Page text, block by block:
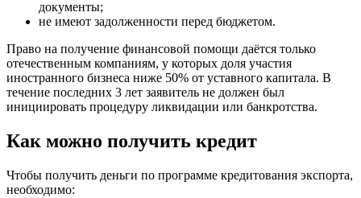
документы;
не имеют задолженности перед бюджетом.
Право на получение финансовой помощи даётся только
отечественным компаниям, у которых доля участия
иностранного бизнеса ниже 50% от уставного капитала. В
течение последних 3 лет заявитель не должен был
инициировать процедуру ликвидации или банкротства.
Как можно получить кредит
Чтобы получить деньги по программе кредитования экспорта,
необходимо: